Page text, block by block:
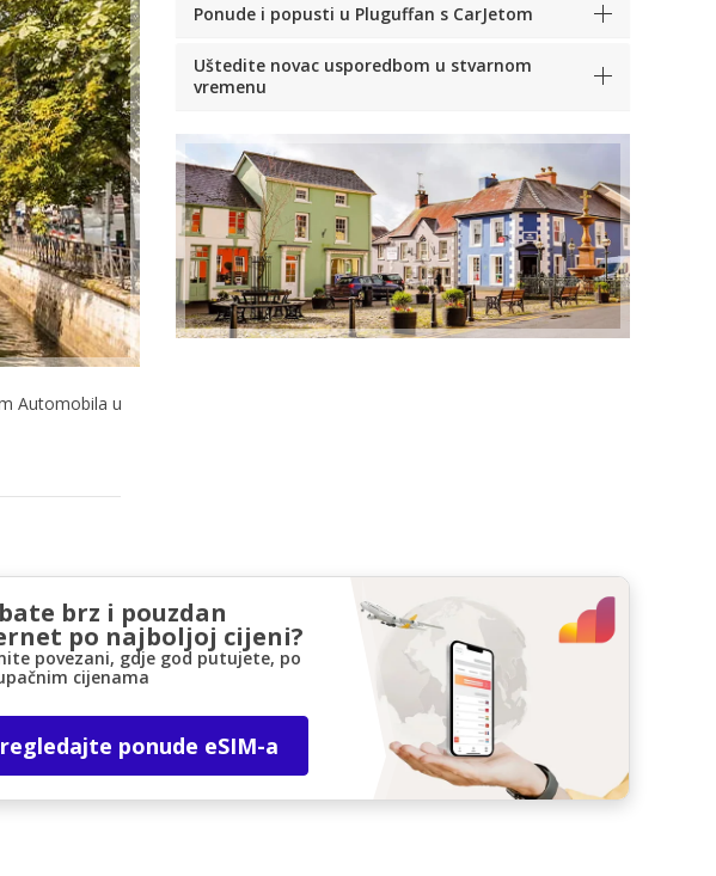
naših
Automobila u
Ponude i popusti u Pluguffan s CarJetom
Uštedite novac usporedbom u stvarnom
vremenu
brz i pouzdan
po najboljoj cijeni?
povezani, gdje god putujete, po
cijenama
ponude eSIM-a